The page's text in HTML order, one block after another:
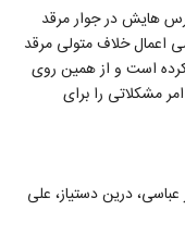
هایش در جوار مرقد
اعمال خلاف متولی مرقد
است و از همین روی
مشکلاتی را برای
درین دستیاز، علی